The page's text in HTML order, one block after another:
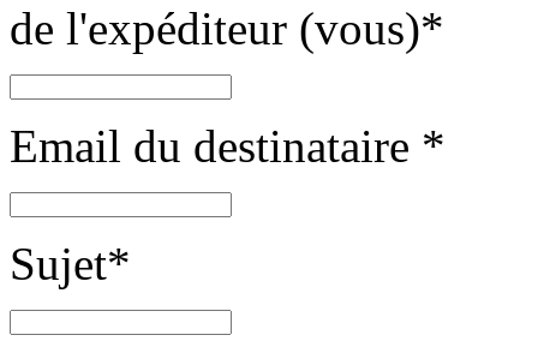
de l'expéditeur (vous)*
Email du destinataire *
Sujet*